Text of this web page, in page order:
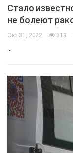
Стало
не болеют
Окт 31, 2022 319
…